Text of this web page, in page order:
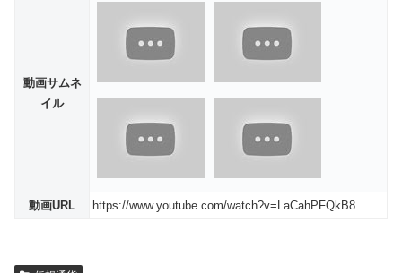
動画サムネ
イル
動画URL https://www.youtube.com/watch?v=LaCahPFQkB8